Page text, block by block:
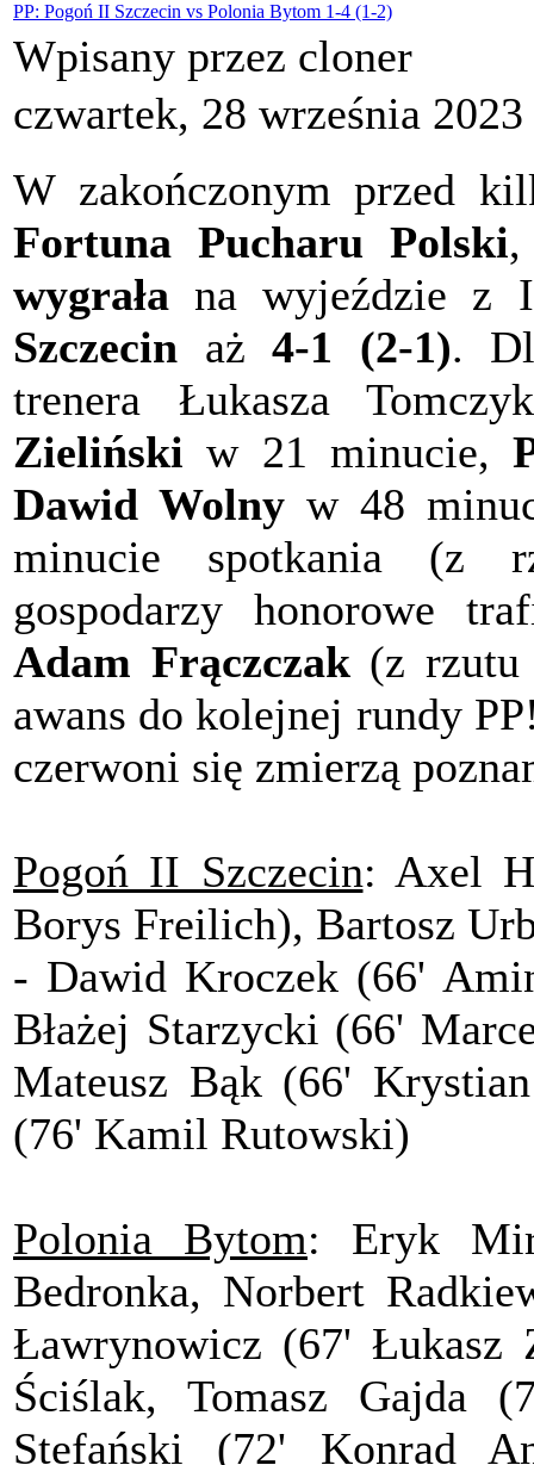
PP: Pogoń II Szczecin vs Polonia Bytom 1-4 (1-2)
Wpisany przez cloner
czwartek, 28 września
W zakończonym przed
Fortuna Pucharu Polski
wygrała na wyjeździe
Szczecin aż 4-1 (2-1).
trenera Łukasza
Zieliński w 21 minucie,
Dawid Wolnyw 48
minucie spotkania (z
gospodarzy honorowe
Adam Frączczak(z rzutu
awans do kolejnej rundy
czerwoni się zmierzą
Pogoń II Szczecin: Axel
Borys Freilich), Bartosz
- Dawid Kroczek (66'
Błażej Starzycki (66'
Mateusz Bąk (66'
(76' Kamil Rutowski)
Polonia Bytom: Eryk
Bedronka, Norbert
Ławrynowicz (67' Łukasz
Ściślak, Tomasz Gajda
Stefański (72' Konrad